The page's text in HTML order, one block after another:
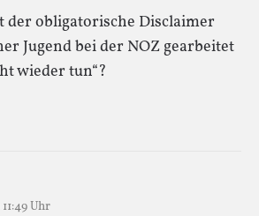
der obligatorische Disclaimer
Jugend bei der NOZ gearbeitet
wieder tun“?
Uhr